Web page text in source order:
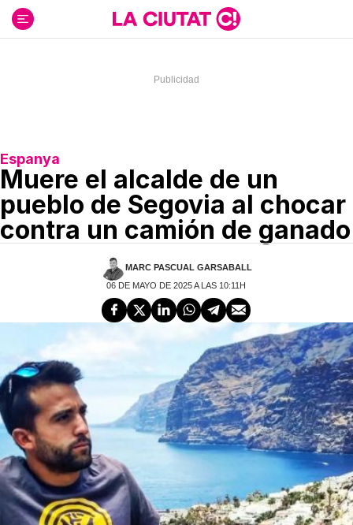
contenido
Espanya
Muere el alcalde de un
pueblo de Segovia al chocar
contra un camión de ganado
MARC PASCUAL GARSABALL
06 DE MAYO DE 2025 A LAS 10:11H